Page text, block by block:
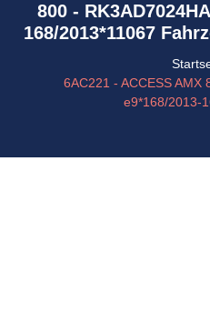
800 -
168/2013*11067
6AC221 - ACCESS AMX
e9*168/2013-